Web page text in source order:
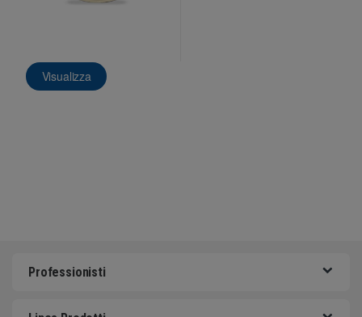
Visualizza
Professionisti